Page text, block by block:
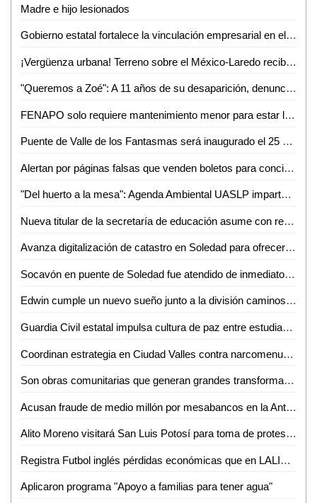
Madre e hijo lesionados
Gobierno estatal fortalece la vinculación empresarial en el bajío
¡Vergüenza urbana! Terreno sobre el México-Laredo recibe basura a plena vista de todos
"Queremos a Zoé": A 11 años de su desaparición, denuncian omisiones y olvido en el caso
FENAPO solo requiere mantenimiento menor para estar lista en agosto: Seduvop
Puente de Valle de los Fantasmas será inaugurado el 25 de julio previo a la FENAPO 2026
Alertan por páginas falsas que venden boletos para conciertos de la FENAPO
"Del huerto a la mesa": Agenda Ambiental UASLP imparte talleres de sustentabilidad y alimentación consciente
Nueva titular de la secretaría de educación asume con responsabilidad y compromiso
Avanza digitalización de catastro en Soledad para ofrecer trámites más rápidos a la ciudadanía
Socavón en puente de Soledad fue atendido de inmediato y no representa riesgo: SEDUVOP
Edwin cumple un nuevo sueño junto a la división caminos de la Guardia Civil estatal
Guardia Civil estatal impulsa cultura de paz entre estudiantes de la huasteca
Coordinan estrategia en Ciudad Valles contra narcomenudeo y extorsión
Son obras comunitarias que generan grandes transformaciones: presidenta Claudia Sheinbaum
Acusan fraude de medio millón por mesabancos en la Antero G. González de Valles
Alito Moreno visitará San Luis Potosí para toma de protesta de estructuras del PRI
Registra Futbol inglés pérdidas económicas que en LALIGA aseguró Javier Tebas
Aplicaron programa "Apoyo a familias para tener agua"